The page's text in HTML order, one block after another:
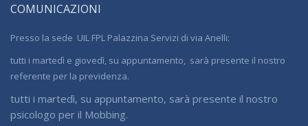
COMUNICAZIONI
Presso la sede UIL FPL Palazzina Servizi di via Anelli:
tutti i martedì e giovedì, su appuntamento, sarà presente il nostro
referente per la previdenza.
tutti i martedì, su appuntamento, sarà presente il nostro
psicologo per il Mobbing.